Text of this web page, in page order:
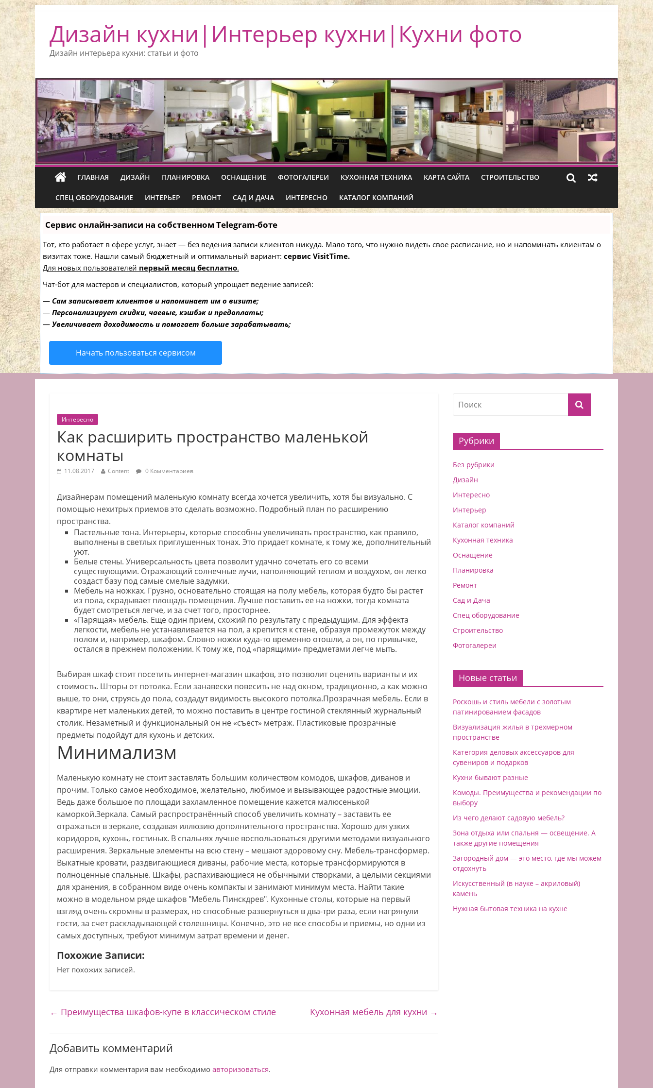
Дизайн кухни|Интерьер кухни|Кухни фото
Дизайн интерьера кухни: статьи и фото
ГЛАВНАЯ ДИЗАЙН ПЛАНИРОВКА ОСНАЩЕНИЕ ФОТОГАЛЕРЕИ КУХОННАЯ ТЕХНИКА КАРТА САЙТА СТРОИТЕЛЬСТВО
СПЕЦ ОБОРУДОВАНИЕ ИНТЕРЬЕР РЕМОНТ САД И ДАЧА ИНТЕРЕСНО КАТАЛОГ КОМПАНИЙ
Сервис онлайн-записи на собственном Telegram-боте
Тот, кто работает в сфере услуг, знает — без ведения записи клиентов никуда. Мало того, что нужно видеть свое расписание, но и напоминать клиентам о
визитах тоже. Нашли самый бюджетный и оптимальный вариант: сервис VisitTime.
Для новых пользователей первый месяц бесплатно.
Чат-бот для мастеров и специалистов, который упрощает ведение записей:
— Сам записывает клиентов и напоминает им о визите;
— Персонализирует скидки, чаевые, кэшбэк и предоплаты;
— Увеличивает доходимость и помогает больше зарабатывать;
Начать пользоваться сервисом
Интересно
Как расширить пространство маленькой
комнаты
11.08.2017 Content 0 Комментариев
Дизайнерам помещений маленькую комнату всегда хочется увеличить, хотя бы визуально. С
помощью нехитрых приемов это сделать возможно. Подробный план по расширению
пространства.
Пастельные тона. Интерьеры, которые способны увеличивать пространство, как правило,
выполнены в светлых приглушенных тонах. Это придает комнате, к тому же, дополнительный
уют.
Белые стены. Универсальность цвета позволит удачно сочетать его со всеми
существующими. Отражающий солнечные лучи, наполняющий теплом и воздухом, он легко
создаст базу под самые смелые задумки.
Мебель на ножках. Грузно, основательно стоящая на полу мебель, которая будто бы растет
из пола, скрадывает площадь помещения. Лучше поставить ее на ножки, тогда комната
будет смотреться легче, и за счет того, просторнее.
«Парящая» мебель. Еще один прием, схожий по результату с предыдущим. Для эффекта
легкости, мебель не устанавливается на пол, а крепится к стене, образуя промежуток между
полом и, например, шкафом. Словно ножки куда-то временно отошли, а он, по привычке,
остался в прежнем положении. К тому же, под «парящими» предметами легче мыть.
Выбирая шкаф стоит посетить интернет-магазин шкафов, это позволит оценить варианты и их
стоимость. Шторы от потолка. Если занавески повесить не над окном, традиционно, а как можно
выше, то они, струясь до пола, создадут видимость высокого потолка.Прозрачная мебель. Если в
квартире нет маленьких детей, то можно поставить в центре гостиной стеклянный журнальный
столик. Незаметный и функциональный он не «съест» метраж. Пластиковые прозрачные
предметы подойдут для кухонь и детских.
Минимализм
Маленькую комнату не стоит заставлять большим количеством комодов, шкафов, диванов и
прочим. Только самое необходимое, желательно, любимое и вызывающее радостные эмоции.
Ведь даже большое по площади захламленное помещение кажется малюсенькой
каморкой.Зеркала. Самый распространённый способ увеличить комнату – заставить ее
отражаться в зеркале, создавая иллюзию дополнительного пространства. Хорошо для узких
коридоров, кухонь, гостиных. В спальнях лучше воспользоваться другими методами визуального
расширения. Зеркальные элементы на всю стену – мешают здоровому сну. Мебель-трансформер.
Выкатные кровати, раздвигающиеся диваны, рабочие места, которые трансформируются в
полноценные спальные. Шкафы, распахивающиеся не обычными створками, а целыми секциями
для хранения, в собранном виде очень компакты и занимают минимум места. Найти такие
можно в модельном ряде шкафов "Мебель Пинскдрев". Кухонные столы, которые на первый
взгляд очень скромны в размерах, но способные развернуться в два-три раза, если нагрянули
гости, за счет раскладывающей столешницы. Конечно, это не все способы и приемы, но одни из
самых доступных, требуют минимум затрат времени и денег.
Похожие Записи:
Нет похожих записей.
← Преимущества шкафов-купе в классическом стиле Кухонная мебель для кухни →
Добавить комментарий
Для отправки комментария вам необходимо авторизоваться.
Рубрики
Без рубрики
Дизайн
Интересно
Интерьер
Каталог компаний
Кухонная техника
Оснащение
Планировка
Ремонт
Сад и Дача
Спец оборудование
Строительство
Фотогалереи
Новые статьи
Роскошь и стиль мебели с золотым
патинированием фасадов
Визуализация жилья в трехмерном
пространстве
Категория деловых аксессуаров для
сувениров и подарков
Кухни бывают разные
Комоды. Преимущества и рекомендации по
выбору
Из чего делают садовую мебель?
Зона отдыха или спальня — освещение. А
также другие помещения
Загородный дом — это место, где мы можем
отдохнуть
Искусственный (в науке – акриловый)
камень
Нужная бытовая техника на кухне